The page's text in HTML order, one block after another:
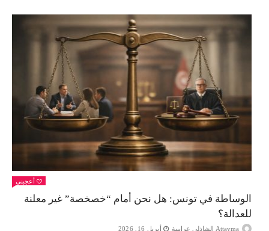
أعجبني
الوساطة في تونس: هل نحن أمام “خصخصة” غير معلنة
للعدالة؟
Attayma الشاذلي عرايبية أبريل 16, 2026